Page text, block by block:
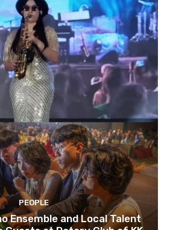
PEOPLE
Ensemble and Local Talent